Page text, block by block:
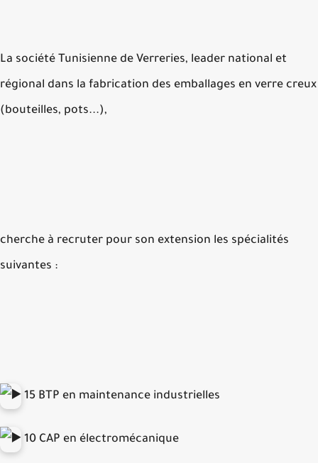
La société Tunisienne de Verreries, leader national et
régional dans la fabrication des emballages en verre
(bouteilles, pots...),
cherche à recruter pour son extension les spécialités
suivantes :
15 BTP en maintenance industrielles
10 CAP en électromécanique